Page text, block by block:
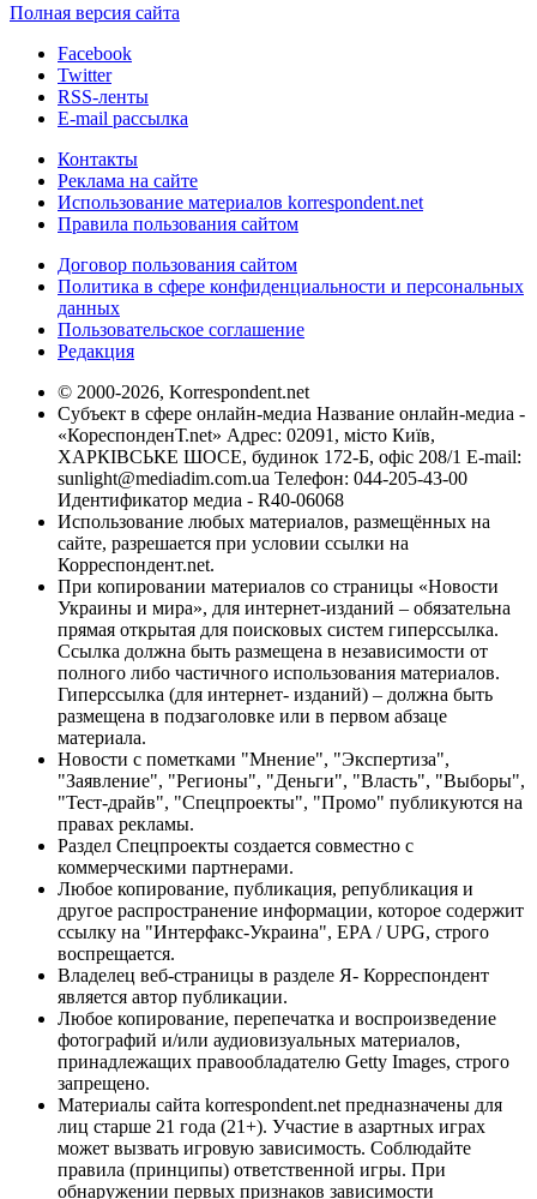
Полная версия сайта
Facebook
Twitter
RSS-ленты
E-mail рассылка
Контакты
Реклама на сайте
Использование материалов korrespondent.net
Правила пользования сайтом
Договор пользования сайтом
Политика в сфере конфиденциальности и персональных
данных
Пользовательское соглашение
Редакция
© 2000-2026, Korrespondent.net
Субъект в сфере онлайн-медиа Название онлайн-медиа -
«КореспонденТ.net» Адрес: 02091, місто Київ,
ХАРКІВСЬКЕ ШОСЕ, будинок 172-Б, офіс 208/1 E-mail:
sunlight@mediadim.com.ua Телефон: 044-205-43-00
Идентификатор медиа - R40-06068
Использование любых материалов, размещённых на
сайте, разрешается при условии ссылки на
Корреспондент.net.
При копировании материалов со страницы «Новости
Украины и мира», для интернет-изданий – обязательна
прямая открытая для поисковых систем гиперссылка.
Ссылка должна быть размещена в независимости от
полного либо частичного использования материалов.
Гиперссылка (для интернет- изданий) – должна быть
размещена в подзаголовке или в первом абзаце
материала.
Новости с пометками "Мнение", "Экспертиза",
"Заявление", "Регионы", "Деньги", "Власть", "Выборы",
"Тест-драйв", "Спецпроекты", "Промо" публикуются на
правах рекламы.
Раздел Спецпроекты создается совместно с
коммерческими партнерами.
Любое копирование, публикация, републикация и
другое распространение информации, которое содержит
ссылку на "Интерфакс-Украина", EPA / UPG, строго
воспрещается.
Владелец веб-страницы в разделе Я- Корреспондент
является автор публикации.
Любое копирование, перепечатка и воспроизведение
фотографий и/или аудиовизуальных материалов,
принадлежащих правообладателю Getty Images, строго
запрещено.
Материалы сайта korrespondent.net предназначены для
лиц старше 21 года (21+). Участие в азартных играх
может вызвать игровую зависимость. Соблюдайте
правила (принципы) ответственной игры. При
обнаружении первых признаков зависимости